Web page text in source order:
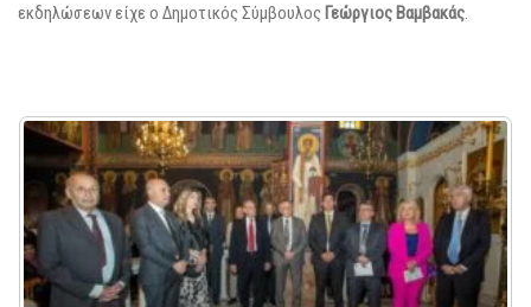
εκδηλώσεων είχε ο Δημοτικός Σύμβουλος Γεώργιος Βαμβακάς.